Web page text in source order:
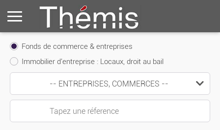
Fonds de commerce & entreprises
Immobilier d'entreprise : Locaux, droit au bail